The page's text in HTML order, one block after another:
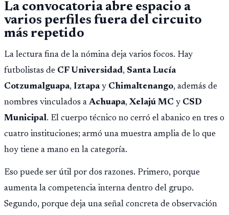
La convocatoria abre espacio a
varios perfiles fuera del circuito
más repetido
La lectura fina de la nómina deja varios focos. Hay
futbolistas de CF Universidad, Santa Lucía
Cotzumalguapa, Iztapay Chimaltenango, además de
nombres vinculados aAchuapa, Xelajú MC y CSD
Municipal. El cuerpo técnico no cerró el abanico en tres o
cuatro instituciones; armó una muestra amplia de lo que
hoy tiene a mano en la categoría.
Eso puede ser útil por dos razones. Primero, porque
aumenta la competencia interna dentro del grupo.
Segundo, porque deja una señal concreta de observación